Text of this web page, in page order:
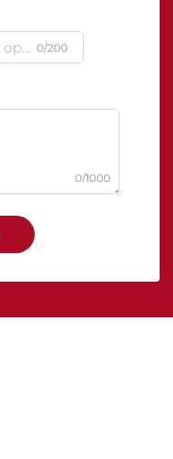
0/200
0/1000